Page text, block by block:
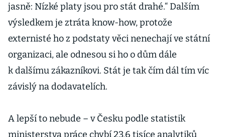
jasně: Nízké platy jsou pro stát drahé.“ Dalším
výsledkem je ztráta know-how, protože
externisté ho z podstaty věci nenechají ve státní
organizaci, ale odnesou si ho o dům dále
k dalšímu zákazníkovi. Stát je tak čím dál tím víc
závislý na dodavatelích.
A lepší to nebude – v Česku podle statistik
ministerstva práce chybí 23,6 tisíce analytiků